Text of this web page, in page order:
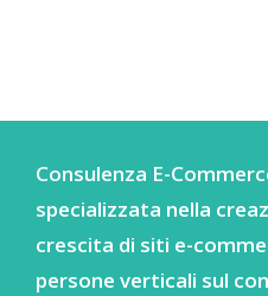
Consulenza E-
specializzata nella
crescita di siti e-
persone verticali sul